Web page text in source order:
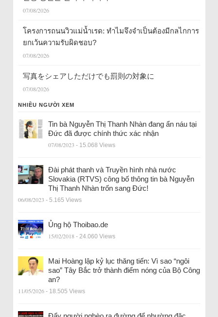
07/08/2026
โครงการถนนวิวแม่น้ำเรด: ทำไมจึงจำเป็นต้องมีกลไกการ
ยกเว้นความรับผิดชอบ?
07/08/2026
写真をシェアしただけでも罰則の対象に
07/08/2026
NHIỀU NGƯỜI XEM
Tin bà Nguyễn Thị Thanh Nhàn đang ẩn náu tại
Đức đã được chính thức xác nhận
07/08/2023 - 15.068 Views
Đài phát thanh và Truyền hình nhà nước
Slovakia (RTVS) công bố thông tin bà Nguyễn
Thị Thanh Nhàn trốn sang Đức!
06/08/2023 - 5.165 Views
Ủng hộ Thoibao.de
15/02/2018 - 24.060 Views
Mai Hoàng lập kỷ lục thăng tiến: Vì sao “ngôi
sao” Tây Bắc trở thành điểm nóng của Bộ Công
an?
11/05/2026 - 18.505 Views